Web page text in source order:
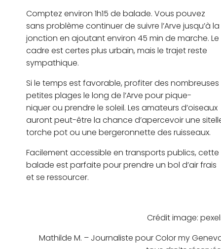
Comptez environ 1h15 de balade. Vous pouvez
sans problème continuer de suivre l’Arve jusqu’à la
jonction en ajoutant environ 45 min de marche. Le
cadre est certes plus urbain, mais le trajet reste
sympathique.
Si le temps est favorable, profiter des nombreuses
petites plages le long de l’Arve pour pique-
niquer ou prendre le soleil. Les amateurs d’oiseaux
auront peut-être la chance d’apercevoir une
torche pot ou une bergeronnette des ruisseaux.
Facilement accessible en transports publics, cette
balade est parfaite pour prendre un bol d’air frais
et se ressourcer.
Crédit image:
Mathilde M. – Journaliste pour Color my